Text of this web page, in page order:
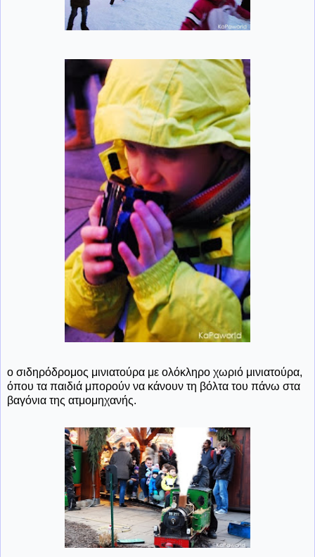
ο σιδηρόδρομος μινιατούρα με ολόκληρο χωριό μινιατούρα,
όπου τα παιδιά μπορούν να κάνουν τη βόλτα του πάνω στα
βαγόνια της ατμομηχανής.